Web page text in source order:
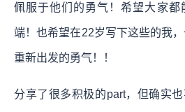
佩服于他们的勇气！希望大家都
端！也希望在22岁写下这些的我
重新出发的勇气！！
分享了很多积极的part，但确实